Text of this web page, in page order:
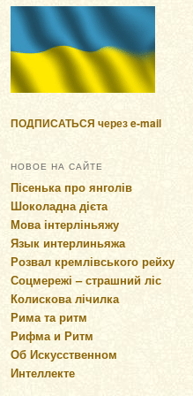
ПОДПИСАТЬСЯ через e-mail
НОВОЕ НА САЙТЕ
Пісенька про янголів
Шоколадна дієта
Мова інтерліньяжу
Язык интерлиньяжа
Розвал кремлівського рейху
Соцмережі – страшний ліс
Колискова лічилка
Рима та ритм
Рифма и Ритм
Об Искусственном
Интеллекте